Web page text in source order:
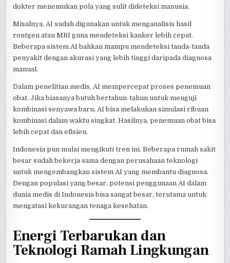
dokter menemukan pola yang sulit dideteksi manusia.
Misalnya, AI sudah digunakan untuk menganalisis hasil
rontgen atau MRI guna mendeteksi kanker lebih cepat.
Beberapa sistem AI bahkan mampu mendeteksi tanda-tanda
penyakit dengan akurasi yang lebih tinggi daripada diagnosa
manual.
Dalam penelitian medis, AI mempercepat proses penemuan
obat. Jika biasanya butuh bertahun-tahun untuk menguji
kombinasi senyawa baru, AI bisa melakukan simulasi ribuan
kombinasi dalam waktu singkat. Hasilnya, penemuan obat bisa
lebih cepat dan efisien.
Indonesia pun mulai mengikuti tren ini. Beberapa rumah sakit
besar sudah bekerja sama dengan perusahaan teknologi
untuk mengembangkan sistem AI yang membantu diagnosa.
Dengan populasi yang besar, potensi penggunaan AI dalam
dunia medis di Indonesia bisa sangat besar, terutama untuk
mengatasi kekurangan tenaga kesehatan.
Energi Terbarukan dan
Teknologi Ramah Lingkungan